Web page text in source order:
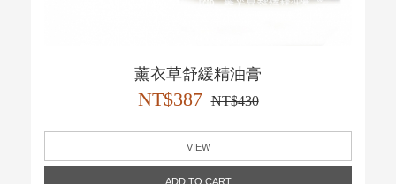
薰衣草舒緩精油膏
NT$387 NT$430
VIEW
ADD TO CART